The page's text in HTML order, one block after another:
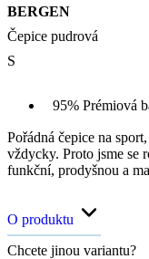
BERGEN
Čepice pudrová
S
95% Prémiová
Pořádná čepice na
vždycky. Proto jsme se
funkční, prodyšnou a
O produktu
Chcete jinou variantu?